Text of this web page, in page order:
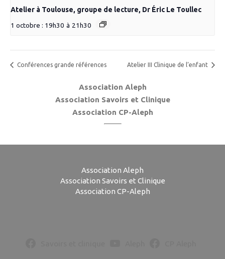
Atelier à Toulouse, groupe de lecture, Dr Éric Le Toullec
1 octobre : 19h30 à 21h30
Conférences grande références Atelier III Clinique de l’enfant
Association Aleph
Association Savoirs et Clinique
Association CP-Aleph
Association Aleph
Association Savoirs et Clinique
Association CP-Aleph